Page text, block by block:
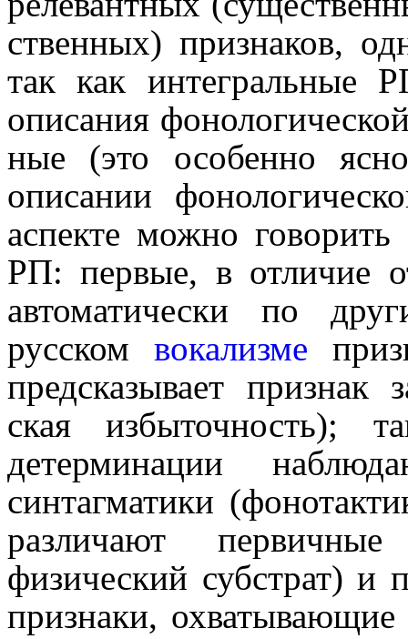
ствен­ных) признаков,
так как интеграль­ные
описания
ные (это особенно
описании
аспекте можно
РП: первые, в отличие
автоматически по
русском вокализме
предсказывает признак
ская избыточность);
детерминации
синтагматики
различают
физический субстрат)
признаки,